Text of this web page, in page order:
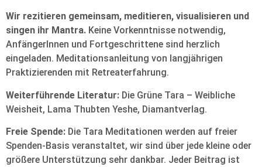
Wir rezitieren gemeinsam, meditieren, visualisieren und
singen ihr Mantra. Keine Vorkenntnisse notwendig,
AnfängerInnen und Fortgeschrittene sind herzlich
eingeladen. Meditationsanleitung von langjährigen
Praktizierenden mit Retreaterfahrung.
Weiterführende Literatur: Die Grüne Tara – Weibliche
Weisheit, Lama Thubten Yeshe, Diamantverlag.
Freie Spende: Die Tara Meditationen werden auf freier
Spenden-Basis veranstaltet, wir sind über jede kleine oder
größere Unterstützung sehr dankbar. Jeder Beitrag ist